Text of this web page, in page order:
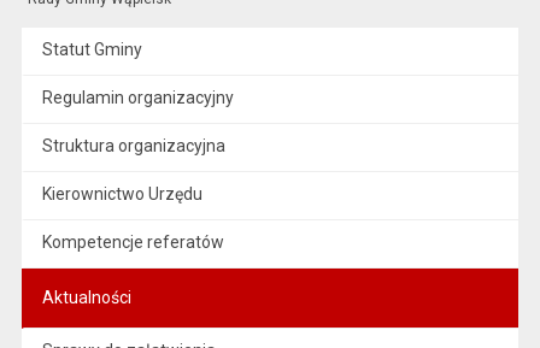
Statut Gminy
Regulamin organizacyjny
Struktura organizacyjna
Kierownictwo Urzędu
Kompetencje referatów
Aktualności